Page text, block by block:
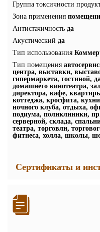
Группа токсичности
Зона применения
Антистачичность да
Акустический да
Тип использования
Тип помещения
центра, выставки,
гипермаркета, гостиной,
домашнего кинотеатра,
директора, кафе,
коттеджа, кросфита,
ночного клуба, отдыха,
подиума, поликлиники,
серверной, склада,
театра, торговли,
фитнеса, холла, школы,
Сертификаты и